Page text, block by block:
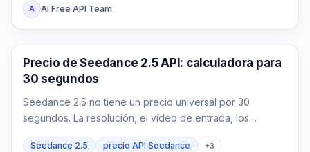
A AI Free API Team
Generación de vídeo con IA
Precio de Seedance 2.5 API: calculadora para
30 segundos
Seedance 2.5 no tiene un precio universal por 30
segundos. La resolución, el vídeo de entrada, los
Seedance 2.5 precio API Seedance +3